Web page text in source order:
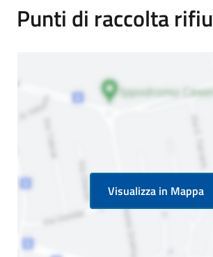
Punti di raccolta
Visualizza in Mappa